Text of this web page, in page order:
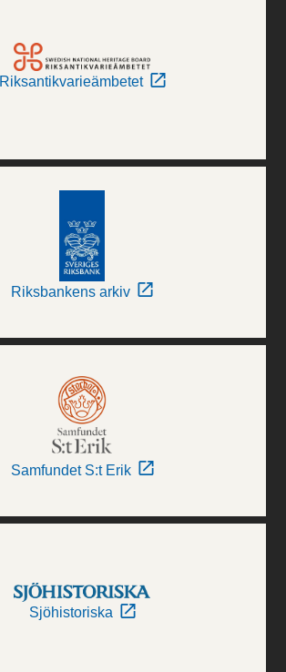
Riksantikvarieämbetet
Riksbankens arkiv
Samfundet S:t Erik
Sjöhistoriska